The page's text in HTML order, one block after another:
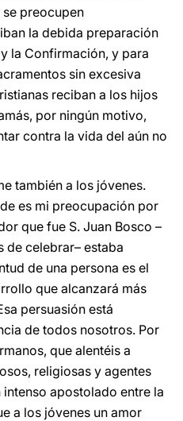
preocupen
la debida preparación
la Confirmación, y para
sin excesiva
reciban a los hijos
por ningún motivo,
contra la vida del aún no
también a los jóvenes.
es mi preocupación por
que fue S. Juan Bosco –
de celebrar– estaba
de una persona es el
que alcanzará más
persuasión está
de todos nosotros. Por
que alentéis a
religiosas y agentes
apostolado entre la
a los jóvenes un amor